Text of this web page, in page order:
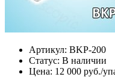
Артикул: BKP-200
Статус: В наличии
Цена: 12 000 руб./